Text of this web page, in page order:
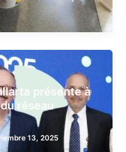
présente à
réseau
13, 2025